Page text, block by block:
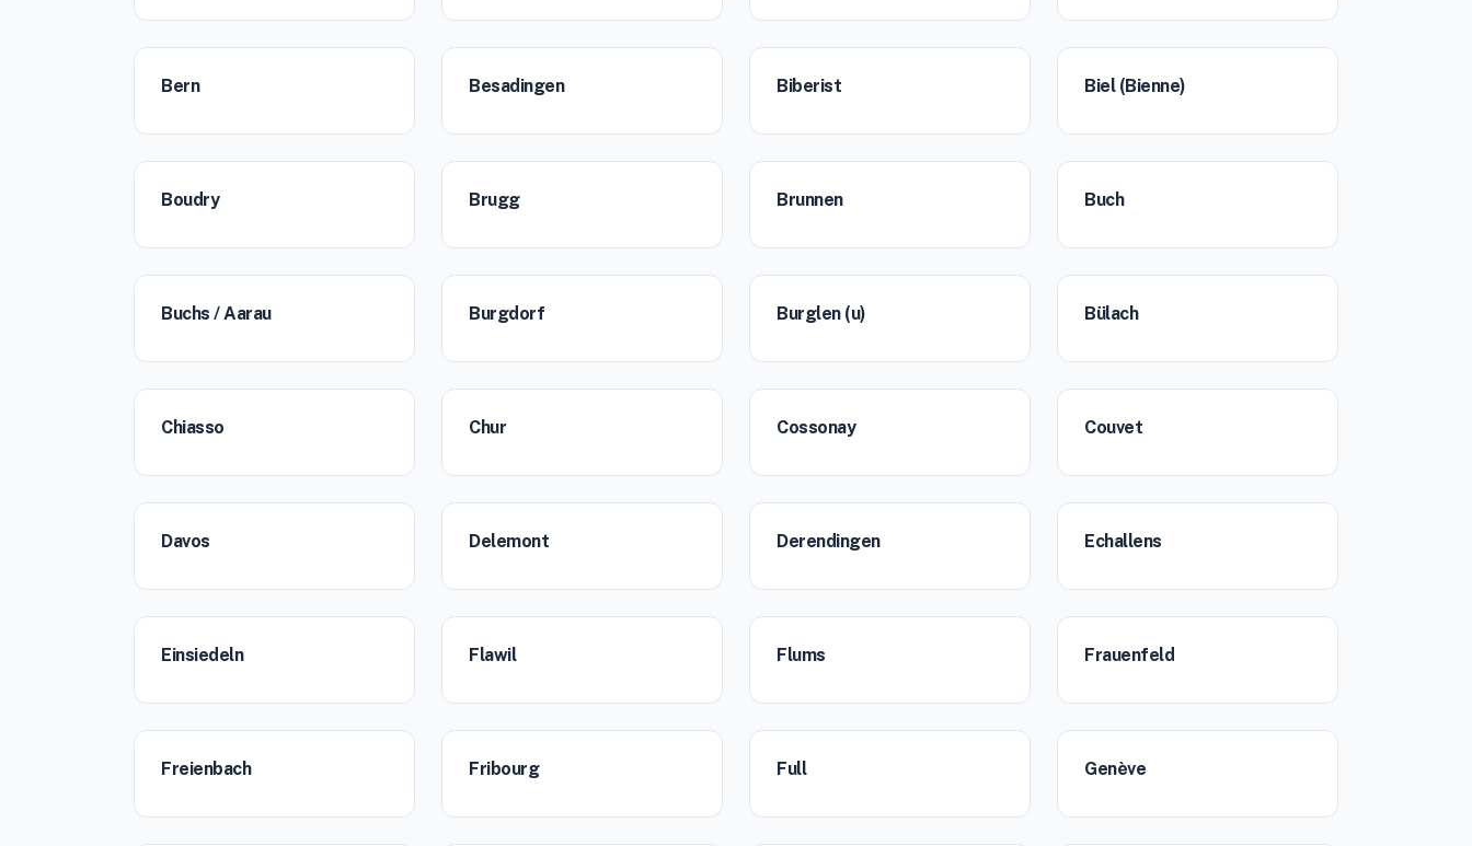
Bern Besadingen Biberist Biel (Bienne)
Boudry Brugg Brunnen Buch
Buchs / Aarau Burgdorf Burglen (u) Bülach
Chiasso Chur Cossonay Couvet
Davos Delemont Derendingen Echallens
Einsiedeln Flawil Flums Frauenfeld
Freienbach Fribourg Full Genève